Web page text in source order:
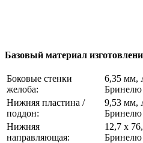
Базовый материал
Боковые стенки
желоба:
6,35 мм,
Бринелю
Нижняя пластина /
поддон:
9,53 мм,
Бринелю
Нижняя
направляющая:
12,7 x
Бринелю